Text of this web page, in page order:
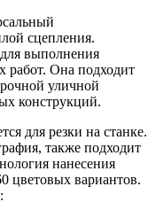
сцепления.
выполнения
работ. Она подходит
уличной
конструкций.
для резки на станке.
также подходит
нанесения
цветовых вариантов.